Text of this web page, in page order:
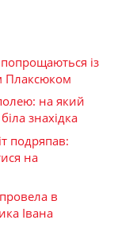
із
Плаксюком
на який
знахідка
подряпав:
на
в
Івана